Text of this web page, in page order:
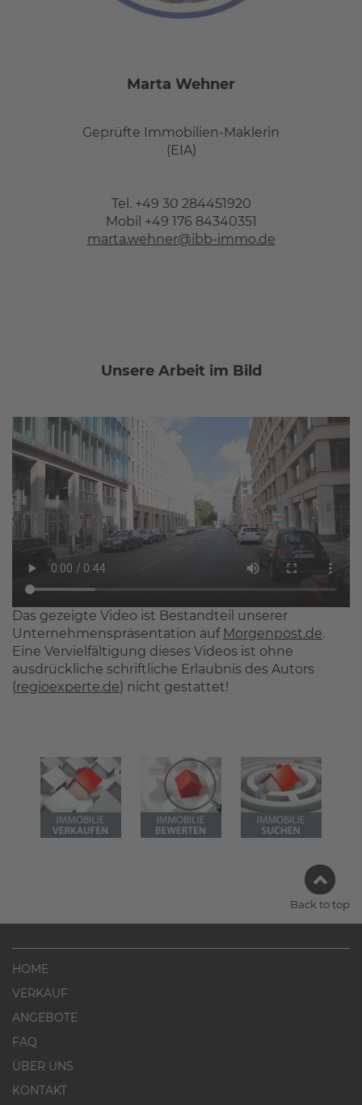
Marta Wehner
Geprüfte Immobilien-Maklerin
(EIA)
Tel. +49 30 284451920
Mobil +49 176 84340351
marta.wehner@ibb-immo.de
Unsere Arbeit im Bild
Das gezeigte Video ist Bestandteil unserer
Unternehmenspräsentation auf Morgenpost.de.
Eine Vervielfältigung dieses Videos ist ohne
ausdrückliche schriftliche Erlaubnis des Autors
(regioexperte.de) nicht gestattet!
Back to top
HOME
VERKAUF
ANGEBOTE
FAQ
ÜBER UNS
KONTAKT